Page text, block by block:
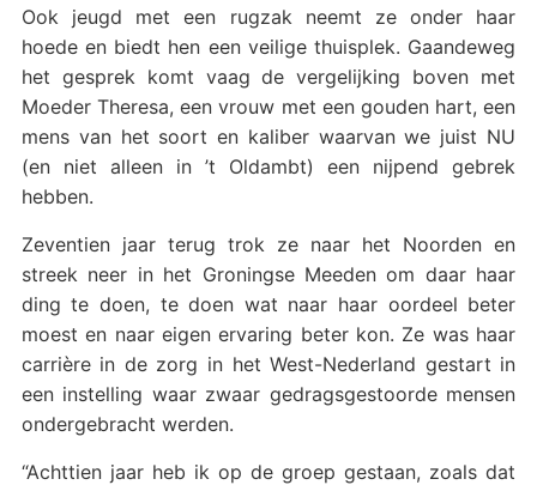
Ook jeugd met een rugzak neemt ze onder haar
hoede en biedt hen een veilige thuisplek. Gaandeweg
het gesprek komt vaag de vergelijking boven met
Moeder Theresa, een vrouw met een gouden hart, een
mens van het soort en kaliber waarvan we juist NU
(en niet alleen in ’t Oldambt) een nijpend gebrek
hebben.
Zeventien jaar terug trok ze naar het Noorden en
streek neer in het Groningse Meeden om daar haar
ding te doen, te doen wat naar haar oordeel beter
moest en naar eigen ervaring beter kon. Ze was haar
carrière in de zorg in het West-Nederland gestart in
een instelling waar zwaar gedragsgestoorde mensen
ondergebracht werden.
“Achttien jaar heb ik op de groep gestaan, zoals dat